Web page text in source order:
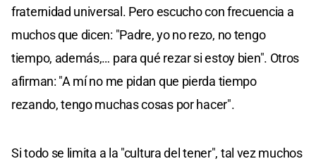
fraternidad universal. Pero escucho con frecuencia a
muchos que dicen: "Padre, yo no rezo, no tengo
tiempo, además,… para qué rezar si estoy bien". Otros
afirman: "A mí no me pidan que pierda tiempo
rezando, tengo muchas cosas por hacer".
Si todo se limita a la "cultura del tener", tal vez muchos